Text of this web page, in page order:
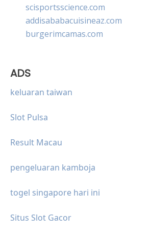
scisportsscience.com
addisababacuisineaz.com
burgerimcamas.com
ADS
keluaran taiwan
Slot Pulsa
Result Macau
pengeluaran kamboja
togel singapore hari ini
Situs Slot Gacor